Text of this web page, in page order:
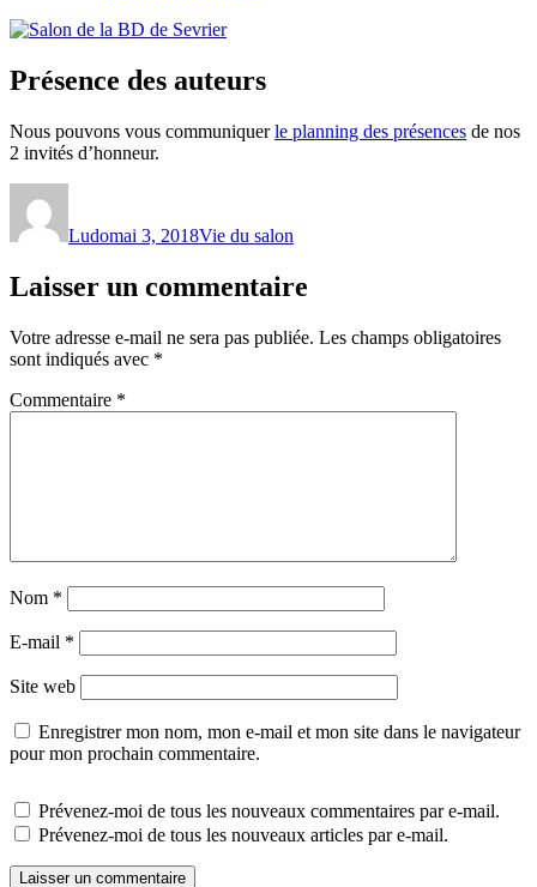
Présence des auteurs
Nous pouvons vous communiquerle planning des présences de nos
2 invités d’honneur.
Ludomai 3, 2018Vie du salon
Laisser un commentaire
Votre adresse e-mail ne sera pas publiée. Les champs obligatoires
sont indiqués avec *
Commentaire *
Nom *
E-mail *
Site web
Enregistrer mon nom, mon e-mail et mon site dans le navigateur
pour mon prochain commentaire.
Prévenez-moi de tous les nouveaux commentaires par e-mail.
Prévenez-moi de tous les nouveaux articles par e-mail.